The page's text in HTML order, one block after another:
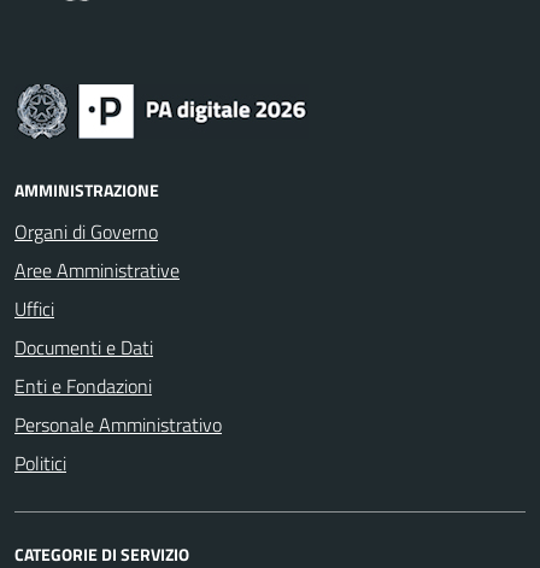
AMMINISTRAZIONE
Organi di Governo
Aree Amministrative
Uffici
Documenti e Dati
Enti e Fondazioni
Personale Amministrativo
Politici
CATEGORIE DI SERVIZIO